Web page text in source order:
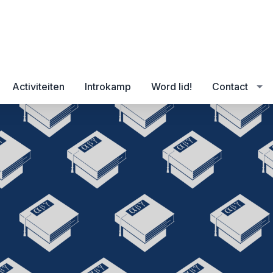
Activiteiten Introkamp Word lid! Contact